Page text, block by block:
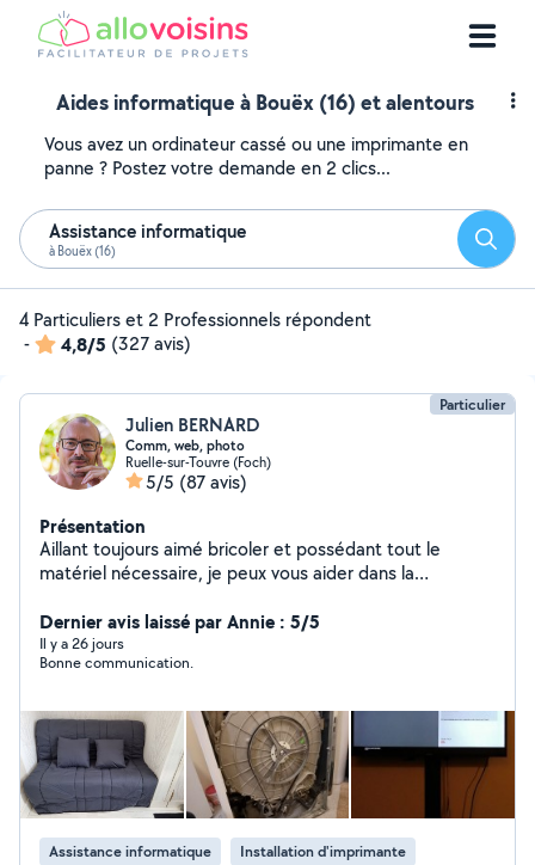
Aides informatique à Bouëx (16) et alentours
Vous avez un ordinateur cassé ou une imprimante en
panne ? Postez votre demande en 2 clics...
Assistance informatique
à Bouëx (16)
4 Particuliers et 2 Professionnels répondent
-
4,8/5 (327 avis)
Particulier
Julien BERNARD
Comm, web, photo
Ruelle-sur-Touvre (Foch)
5/5 (87 avis)
Présentation
Aillant toujours aimé bricoler et possédant tout le
matériel nécessaire, je peux vous aider dans la
informatique, web ou tout autre selon vos besoins ...
attentif et rigoureux, je prendrais à coeur les tâches que
vous me confierez.
Dernier avis laissé par Annie : 5/5
Il y a 26 jours
Bonne communication.
Assistance informatique Installation d'imprimante